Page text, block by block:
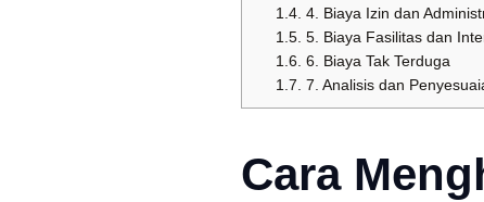
1.4. 4. Biaya Izin dan
1.5. 5. Biaya Fasilitas dan
1.6. 6. Biaya Tak Terduga
1.7. 7. Analisis dan
Cara